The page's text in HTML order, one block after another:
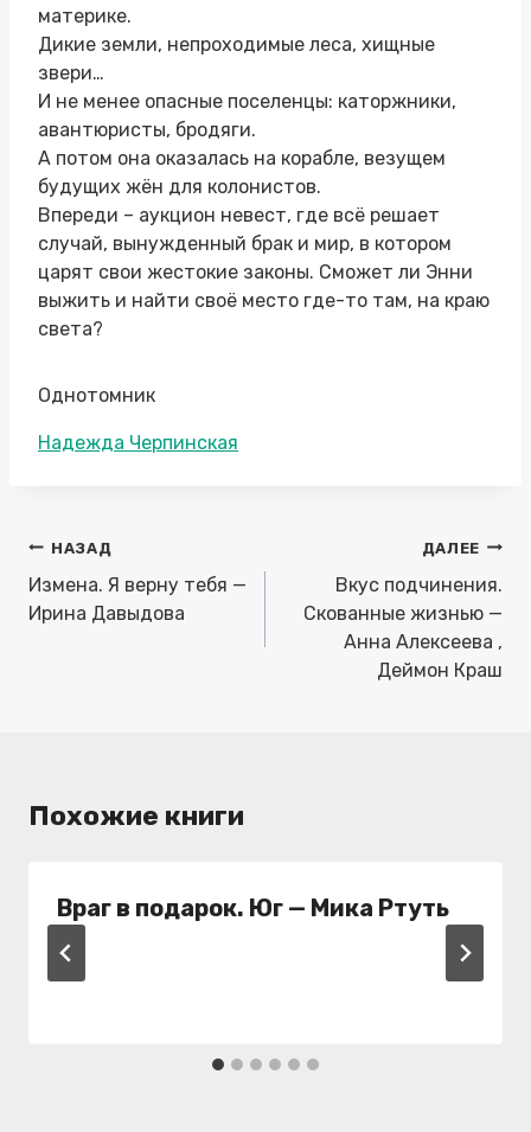
материке.
Дикие земли, непроходимые леса, хищные
звери…
И не менее опасные поселенцы: каторжники,
авантюристы, бродяги.
А потом она оказалась на корабле, везущем
будущих жён для колонистов.
Впереди – аукцион невест, где всё решает
случай, вынужденный брак и мир, в котором
царят свои жестокие законы. Сможет ли Энни
выжить и найти своё место где-то там, на краю
света?
Однотомник
Метки
Надежда Черпинская
Навигация
по
записям
НАЗАД
Измена. Я верну тебя —
Ирина Давыдова
ДАЛЕЕ
Вкус подчинения.
Скованные жизнью —
Анна Алексеева ,
Деймон Краш
Похожие книги
Враг в подарок. Юг — Мика Ртуть